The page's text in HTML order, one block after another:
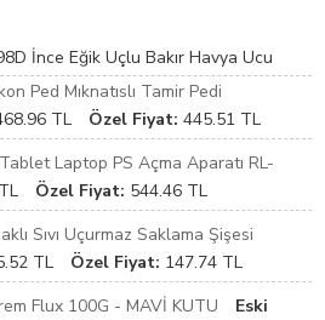
İnce Eğik Uçlu Bakır Havya Ucu
Ped Mıknatıslı Tamir Pedi
TL Özel Fiyat: 445.51 TL
Laptop PS Açma Aparatı RL-
TL Özel Fiyat: 544.46 TL
Sıvı Uçurmaz Saklama Şişesi
TL Özel Fiyat: 147.74 TL
Flux 100G - MAVİ KUTU
Eski